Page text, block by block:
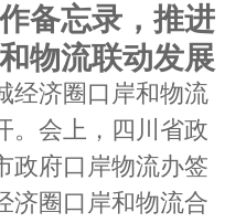
备忘录，推进
物流联动发展
经济圈口岸和物流
。会上，四川省政
政府口岸物流办签
济圈口岸和物流合